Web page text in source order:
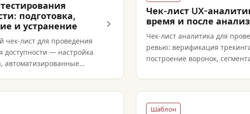
подготовка,
и устранение
чек-лист для проведения
доступности — настройка
автоматизированные
Чек-лист UX-
время и после
Чек-лист аналитика для
ревью: верификация
построение воронок,
Шаблон